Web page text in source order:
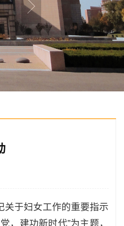
关于妇女工作的重要指示
，建功新时代”为主题，